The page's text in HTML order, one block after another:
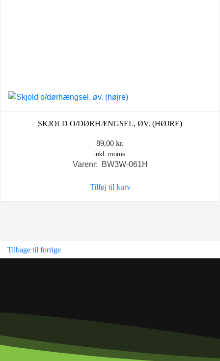
SKJOLD O/DØRHÆNGSEL, ØV. (HØJRE)
89,00 kr.
inkl. moms
Varenr: BW3W-061H
Tilføj til kurv
Tilbage til forrige